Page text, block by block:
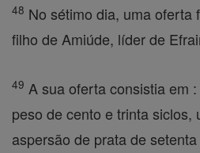
48 No sétimo dia, uma oferta
filho de Amiúde, líder de
49 A sua oferta consistia em
peso de cento e trinta siclos,
aspersão de prata de